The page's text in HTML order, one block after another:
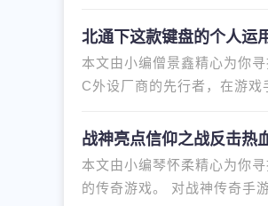
北通下这款键盘的个人运
本文由小编僧景鑫精心为你
C外设厂商的先行者，在游
战神亮点信仰之战反击热
本文由小编琴怀柔精心为你
的传奇游戏。 对战神传奇手